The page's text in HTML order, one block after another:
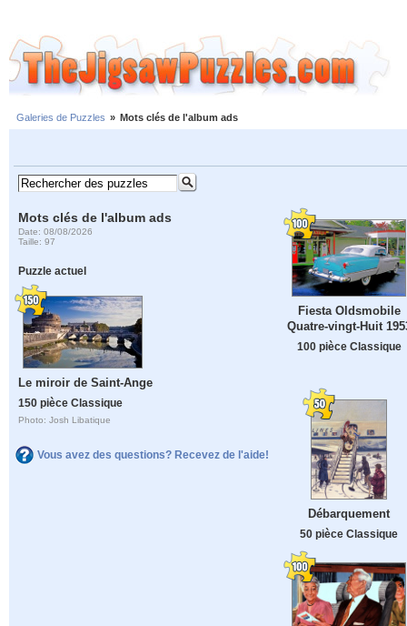
Galeries de Puzzles » Mots clés de l'album ads
Mots clés de l'album ads
Date: 08/08/2026
Taille: 97
Puzzle actuel
Le miroir de Saint-Ange
150 pièce Classique
Photo: Josh Libatique
Vous avez des questions? Recevez de l'aide!
Fiesta Oldsmobile
Quatre-vingt-Huit
100 pièce Classique
Débarquement
50 pièce Classique